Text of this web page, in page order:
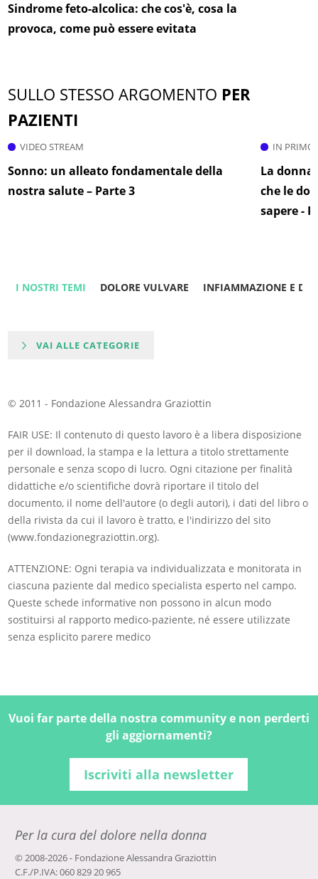
Sindrome feto-alcolica: che cos'è, cosa la
provoca, come può essere evitata
SULLO STESSO ARGOMENTO PER
PAZIENTI
VIDEO STREAM
Sonno: un alleato fondamentale della
nostra salute – Parte 3
IN PRIMO
La
che le
sapere -
I NOSTRI TEMI DOLORE VULVARE INFIAMMAZIONE E
VAI ALLE CATEGORIE
© 2011 - Fondazione Alessandra Graziottin
FAIR USE: Il contenuto di questo lavoro è a libera disposizione
per il download, la stampa e la lettura a titolo strettamente
personale e senza scopo di lucro. Ogni citazione per finalità
didattiche e/o scientifiche dovrà riportare il titolo del
documento, il nome dell'autore (o degli autori), i dati del libro o
della rivista da cui il lavoro è tratto, e l'indirizzo del sito
(www.fondazionegraziottin.org).
ATTENZIONE: Ogni terapia va individualizzata e monitorata in
ciascuna paziente dal medico specialista esperto nel campo.
Queste schede informative non possono in alcun modo
sostituirsi al rapporto medico-paziente, né essere utilizzate
senza esplicito parere medico
Vuoi far parte della nostra community e non perderti
gli aggiornamenti?
Iscriviti alla newsletter
Per la cura del dolore nella donna
© 2008-2026 - Fondazione Alessandra Graziottin
C.F./P.IVA: 060 829 20 965